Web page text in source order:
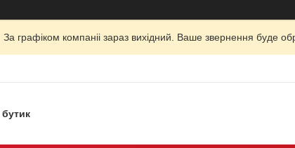
За графіком компаніі зараз вихідний. Ваше звернення буде